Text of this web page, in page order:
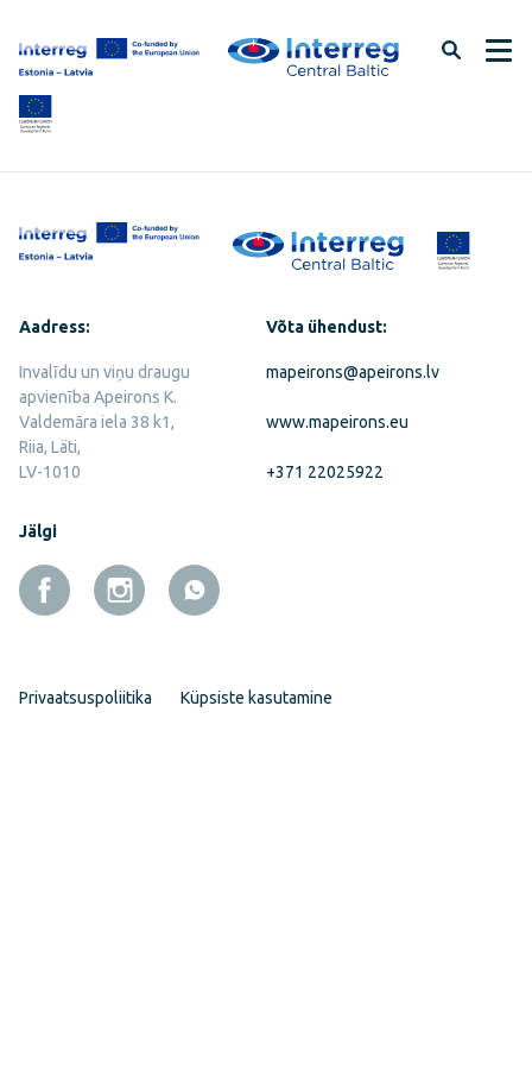
lehe
sisu
vahele
Aadress:
Invalīdu un viņu draugu
apvienība Apeirons K.
Valdemāra iela 38 k1,
Riia, Läti,
LV-1010
Võta ühendust:
mapeirons@apeirons.lv
www.mapeirons.eu
+371 22025922
Jälgi
Privaatsuspoliitika Küpsiste kasutamine